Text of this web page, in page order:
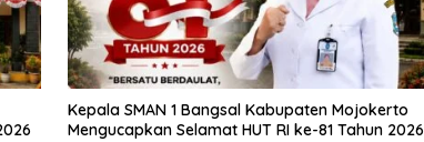
Kepala SMAN 1 Bangsal Kabupaten Mojokerto
Mengucapkan Selamat HUT RI ke-81 Tahun 2026